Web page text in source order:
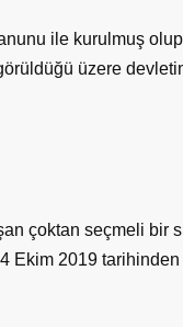
ile kurulmuş
üzere
çoktan seçmeli bir
Ekim 2019